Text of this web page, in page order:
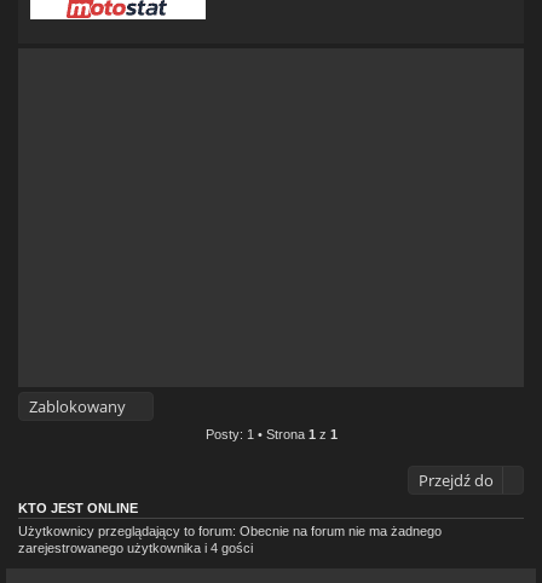
Zablokowany
Posty: 1 • Strona 1 z 1
Przejdź do
KTO JEST ONLINE
Użytkownicy przeglądający to forum: Obecnie na forum nie ma żadnego
zarejestrowanego użytkownika i 4 gości